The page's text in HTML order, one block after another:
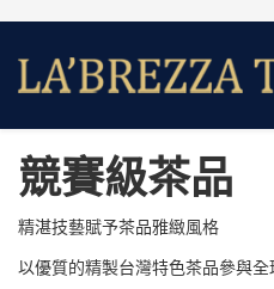
競賽級茶品
精湛技藝賦予茶品雅緻風格
以優質的精製台灣特色茶品參與